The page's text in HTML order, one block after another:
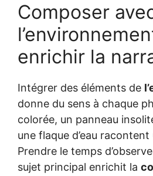
Composer
enrichir la
Intégrer des éléments de
donne du sens à chaque
colorée, un panneau
une flaque d’eau
Prendre le temps
sujet principal enrichit la